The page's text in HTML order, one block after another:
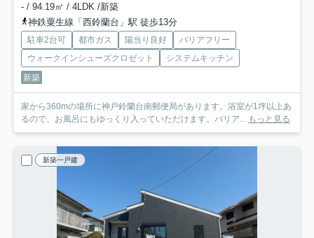
- / 94.19㎡ / 4LDK /新築
神鉄粟生線「西鈴蘭台」駅 徒歩13分
駐車2台可 都市ガス 陽当り良好
バリアフリー
ウォークインシューズクロゼット
システムキッチン
新築
家から360mの場所に神戸鈴蘭台南郵便局があります。浴室が1坪以上あ
るので、お風呂にもゆっくり入っていただけます。バリア...
もっと見る
新築一戸建